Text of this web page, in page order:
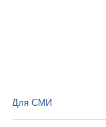
Для СМИ